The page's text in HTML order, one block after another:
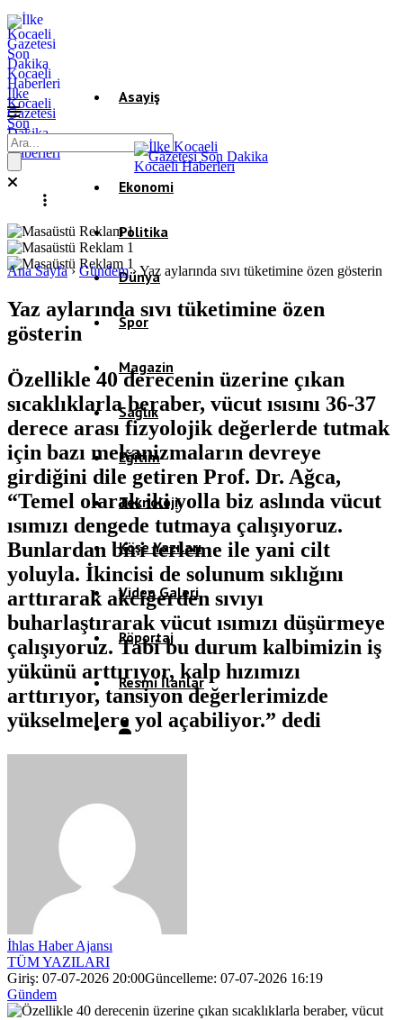
İlke
Kocaeli
Gazetesi
Son
Dakika
Kocaeli
Haberleri
Asayiş
Gündem
Ekonomi
Politika
Dünya
Spor
Magazin
Sağlık
Eğitim
Teknoloji
Köşe Yazıları
Video Galeri
Röportaj
Resmi İlanlar
Ana Sayfa› Gündem›Yaz aylarında sıvı tüketimine özen gösterin
Yaz aylarında sıvı tüketimine özen
gösterin
Özellikle 40 derecenin üzerine çıkan
sıcaklıklarla beraber, vücut ısısını 36-37
derece arası fizyolojik değerlerde tutmak
için bazı mekanizmaların devreye
girdiğini dile getiren Prof. Dr. Ağca,
“Temel olarak iki yolla biz aslında vücut
ısımızı dengede tutmaya çalışıyoruz.
Bunlardan biri terleme ile yani cilt
yoluyla. İkincisi de solunum sıklığını
arttırarak akciğerden sıvıyı
buharlaştırarak vücut ısımızı düşürmeye
çalışıyoruz. Tabi bu durum kalbimizin iş
yükünü arttırıyor, kalp hızımızı
arttırıyor, tansiyon değerlerimizde
yükselmelere yol açabiliyor.” dedi
İhlas Haber Ajansı
TÜM YAZILARI
Giriş: 07-07-2026 20:00Güncelleme: 07-07-2026 16:19
Gündem